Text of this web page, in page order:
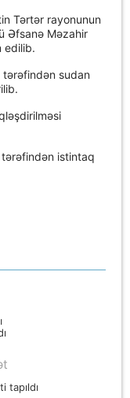
Tərtər rayonunun
Əfsanə Məzahir
edilib.
tərəfindən sudan
tərəfindən istintaq
tapıldı